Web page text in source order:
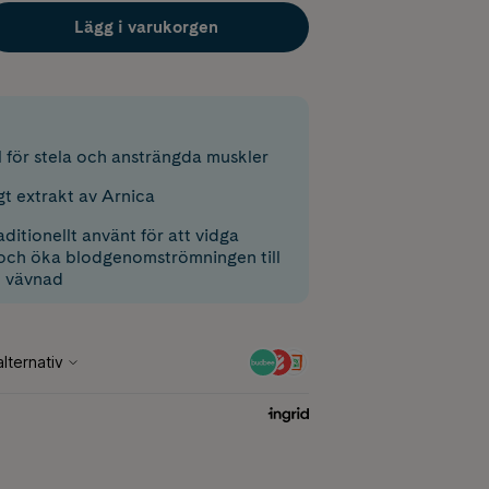
Lägg i varukorgen
för stela och ansträngda muskler
extrakt av Arnica
använt för att vidga
öka blodgenomströmningen till
vävnad